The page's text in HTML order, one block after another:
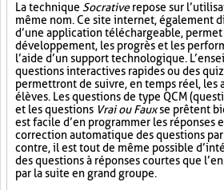
La technique Socrativerepose sur
même nom. Ce site internet, également
d’une application téléchargeable,
développement, les progrès et les
l’aide d’un support technologique.
questions interactives rapides ou des
permettront de suivre, en temps réel, les
élèves. Les questions de type QCM
et les questions Vrai ou Fauxse prêtent
est facile d’en programmer les réponses
correction automatique des questions
contre, il est tout de même possible
des questions à réponses courtes que
par la suite en grand groupe.